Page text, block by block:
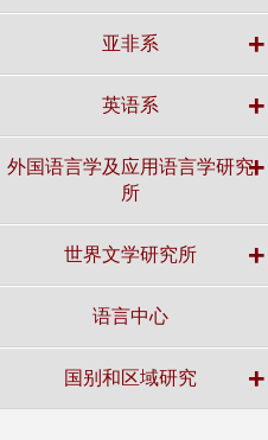
亚非系 +
英语系 +
外国语言学及应用语言学研究
所
+
世界文学研究所 +
语言中心
国别和区域研究 +